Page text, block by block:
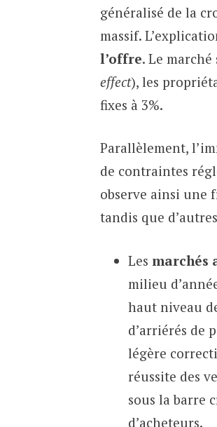
généralisé de la
massif.
l’offre. Le
effect), les
fixes à 3%.
Parallèlement,
de contraintes
observe ainsi une
tandis que
Les marchés
milieu
haut niveau
d’arriérés de
légère
réussite des
sous la barre
d’acheteurs.